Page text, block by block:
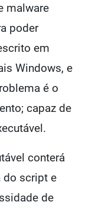
malware
poder
em
Windows, e
é o
capaz de
conterá
do script e
de